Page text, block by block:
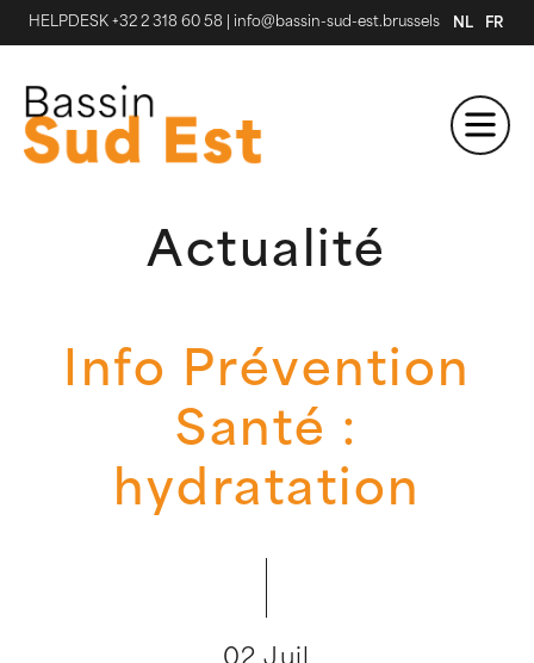
HELPDESK +32 2 318 60 58 info@bassin-sud-est.brussels NL FR
Actualité
Info Prévention
Santé :
hydratation